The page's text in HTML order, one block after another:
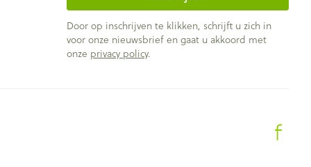
Door op inschrijven te klikken, schrijft u zich in
voor onze nieuwsbrief en gaat u akkoord met
onze privacy policy.